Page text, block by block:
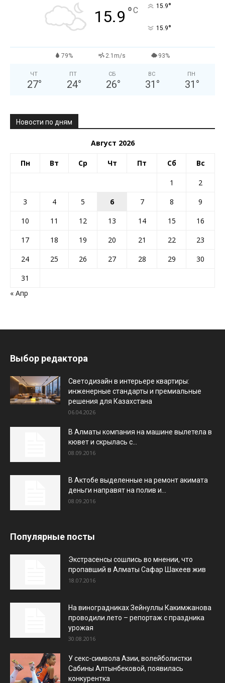
15.9 °C 15.9°
15.9°
79% 2.1m/s 93%
ЧТ
27°
ПТ
24°
СБ
26°
ВС
31 °
ПН
31 °
Новости по дням
Август 2026
Пн Вт Ср Чт Пт Сб Вс
1
2
3
4 5 6 7 8
9
10
11 12 13 14 15
16
17
18 19 20 21 22
23
24
25 26 27 28 29
30
31
« Апр
Выбор редактора
Светодизайн в интерьере квартиры:
инженерные стандарты и премиальные
решения для Казахстана
06.04.2026
В Алматы компания на машине вылетела в
кювет и скрылась с...
08.09.2016
В Актобе выделенные на ремонт акимата
деньги направят на полив и...
08.09.2016
Популярные посты
Экстрасенсы сошлись во мнении, что
пропавший в Алматы Сафар Шакеев жив
18.07.2016
На виноградниках Зейнуллы Какимжанова
проводили лето – репортаж с праздника
урожая
30.08.2016
У секс-символа Азии, волейболистки
Сабины Алтынбековой, появилась
конкурентка